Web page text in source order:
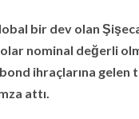
bir dev olan
nominal değerli
ihraçlarına
attı.